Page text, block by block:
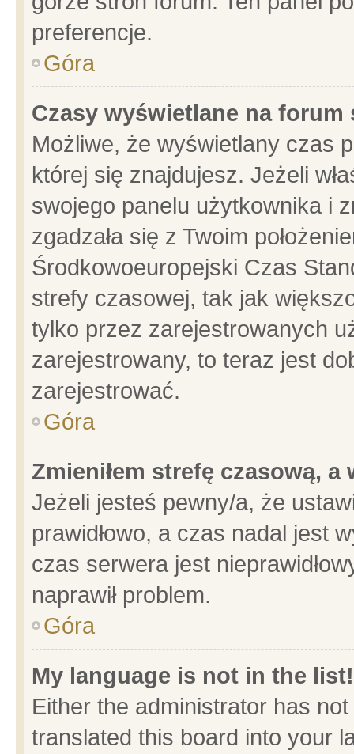
preferencje.
Góra
Czasy wyświetlane na forum
Możliwe, że wyświetlany czas
której się znajdujesz. Jeżeli
swojego panelu użytkownika i
zgadzała się z Twoim
Środkowoeuropejski Czas
strefy czasowej, tak jak
tylko przez zarejestrowanych
zarejestrowany, to teraz jest
zarejestrować.
Góra
Zmieniłem strefę czasową,
Jeżeli jesteś pewny/a, że
prawidłowo, a czas nadal jest
czas serwera jest
naprawił problem.
Góra
My language is not in the list!
Either the administrator has
translated this board into your